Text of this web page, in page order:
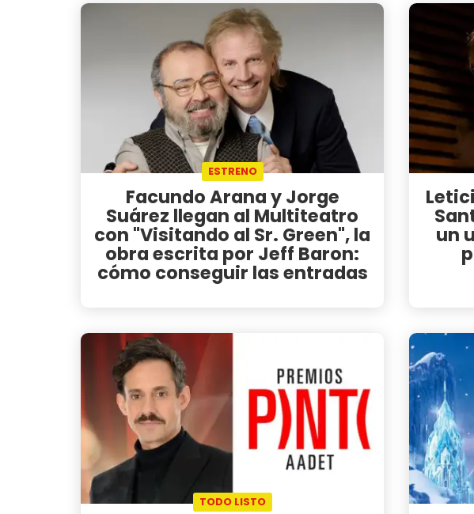
ESTRENO
Facundo Arana y Jorge
Suárez llegan al Multiteatro
con "Visitando al Sr. Green", la
obra escrita por Jeff Baron:
cómo conseguir las entradas
un
TODO LISTO